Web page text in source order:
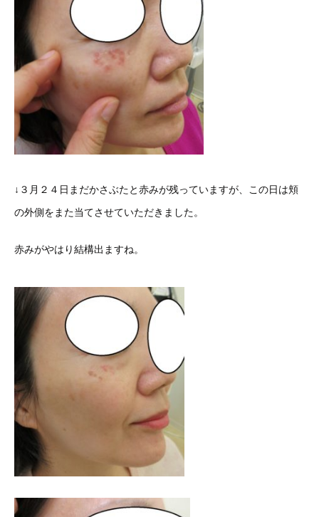
↓３月２４日まだかさぶたと赤みが残っていますが、この日は頬
の外側をまた当てさせていただきました。
赤みがやはり結構出ますね。